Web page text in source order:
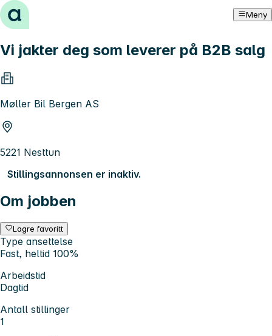
Hopp til innhold Meny
Vi jakter deg som leverer på B2B salg
Møller Bil Bergen AS
5221 Nesttun
Stillingsannonsen er inaktiv.
Om jobben
Lagre favoritt
Type ansettelse
Fast, heltid 100%
Arbeidstid
Dagtid
Antall stillinger
1